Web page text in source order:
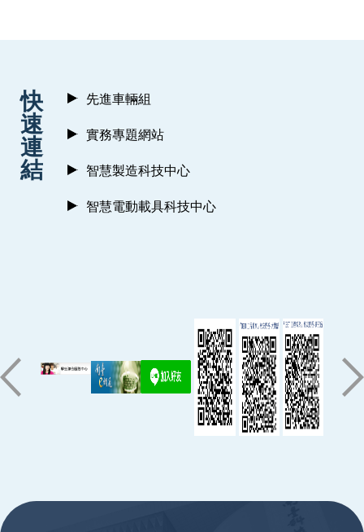
快
速
連
結
先進車輛組
實務專題網站
智慧製造科技中心
智慧電動載具科技中心